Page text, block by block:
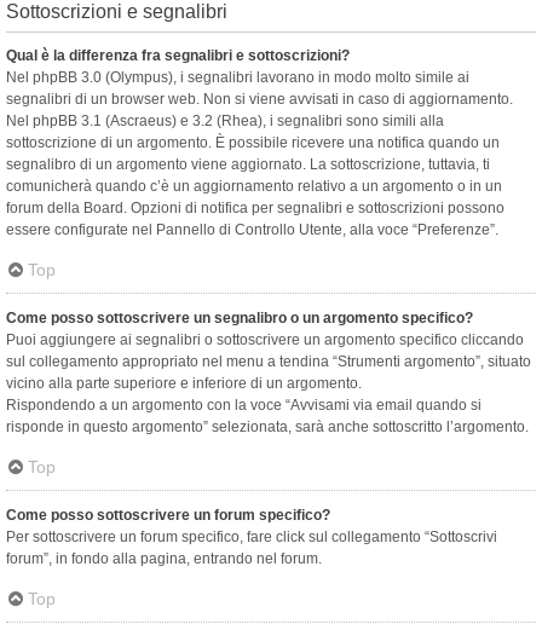
Sottoscrizioni e segnalibri
Qual è la differenza fra segnalibri e sottoscrizioni?
Nel phpBB 3.0 (Olympus), i segnalibri lavorano in modo molto simile ai
segnalibri di un browser web. Non si viene avvisati in caso di aggiornamento.
Nel phpBB 3.1 (Ascraeus) e 3.2 (Rhea), i segnalibri sono simili alla
sottoscrizione di un argomento. È possibile ricevere una notifica quando un
segnalibro di un argomento viene aggiornato. La sottoscrizione, tuttavia, ti
comunicherà quando c’è un aggiornamento relativo a un argomento o in un
forum della Board. Opzioni di notifica per segnalibri e sottoscrizioni possono
essere configurate nel Pannello di Controllo Utente, alla voce “Preferenze”.
Top
Come posso sottoscrivere un segnalibro o un argomento specifico?
Puoi aggiungere ai segnalibri o sottoscrivere un argomento specifico cliccando
sul collegamento appropriato nel menu a tendina “Strumenti argomento”, situato
vicino alla parte superiore e inferiore di un argomento.
Rispondendo a un argomento con la voce “Avvisami via email quando si
risponde in questo argomento” selezionata, sarà anche sottoscritto l’argomento.
Top
Come posso sottoscrivere un forum specifico?
Per sottoscrivere un forum specifico, fare click sul collegamento “Sottoscrivi
forum”, in fondo alla pagina, entrando nel forum.
Top